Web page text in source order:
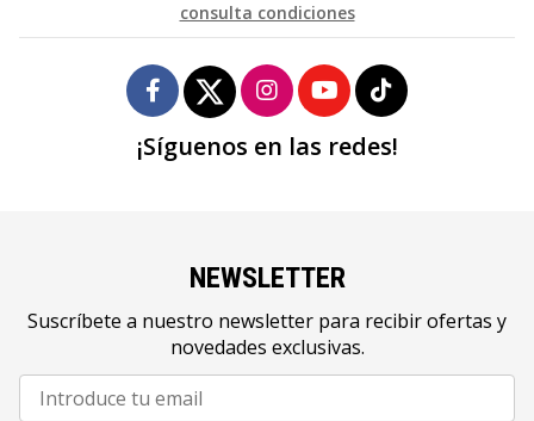
consulta condiciones
¡Síguenos en las redes!
NEWSLETTER
Suscríbete a nuestro newsletter para recibir ofertas y
novedades exclusivas.